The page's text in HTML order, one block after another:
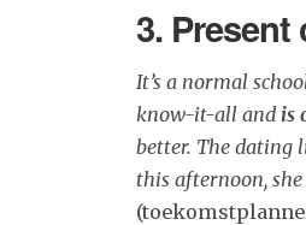
3.
It’s a normal
know-it-all and is
better. The dating
this afternoon, she